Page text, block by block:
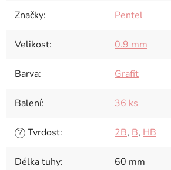
Značky: Pentel
Velikost: 0.9 mm
Barva: Grafit
Balení: 36 ks
? Tvrdost: 2B, B, HB
Délka tuhy: 60 mm